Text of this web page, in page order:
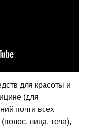
для красоты и
(для
почти всех
лица, тела),